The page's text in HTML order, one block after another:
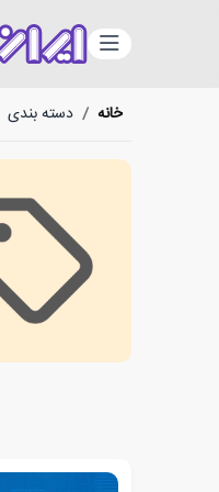
دسته‌بندی
خانه / دسته بندی